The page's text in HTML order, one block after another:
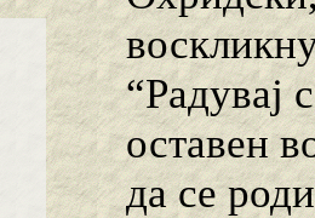
“Радувај
оставен
да се